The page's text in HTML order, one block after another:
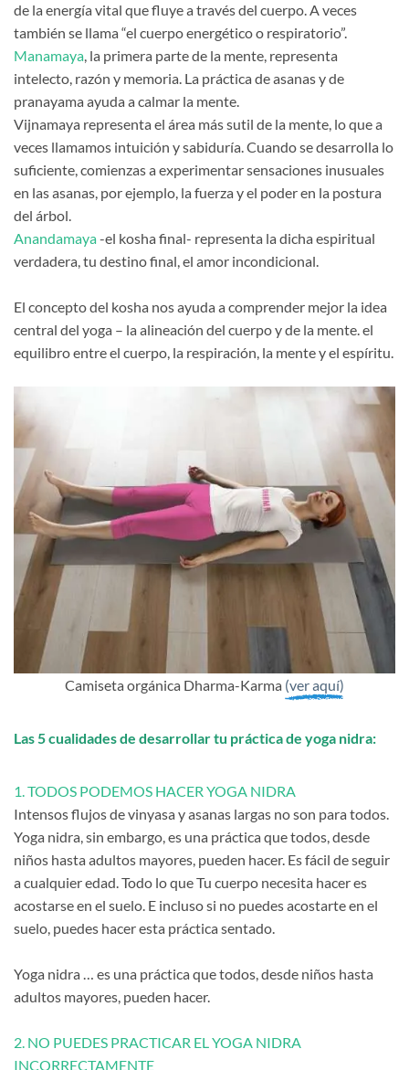
de la energía vital que fluye a través del cuerpo. A veces
también se llama “el cuerpo energético o respiratorio”.
Manamaya, la primera parte de la mente, representa
intelecto, razón y memoria. La práctica de asanas y de
pranayama ayuda a calmar la mente.
Vijnamaya representa el área más sutil de la mente, lo que a
veces llamamos intuición y sabiduría. Cuando se desarrolla lo
suficiente, comienzas a experimentar sensaciones inusuales
en las asanas, por ejemplo, la fuerza y el poder en la postura
del árbol.
Anandamaya-el kosha final- representa la dicha espiritual
verdadera, tu destino final, el amor incondicional.
El concepto del kosha nos ayuda a comprender mejor la idea
central del yoga – la alineación del cuerpo y de la mente. el
equilibro entre el cuerpo, la respiración, la mente y el espíritu.
Camiseta orgánica Dharma-Karma (ver aquí)
Las 5 cualidades de desarrollar tu práctica de yoga nidra:
1. TODOS PODEMOS HACER YOGA NIDRA
Intensos flujos de vinyasa y asanas largas no son para todos.
Yoga nidra, sin embargo, es una práctica que todos, desde
niños hasta adultos mayores, pueden hacer. Es fácil de seguir
a cualquier edad. Todo lo que Tu cuerpo necesita hacer es
acostarse en el suelo. E incluso si no puedes acostarte en el
suelo, puedes hacer esta práctica sentado.
Yoga nidra … es una práctica que todos, desde niños hasta
adultos mayores, pueden hacer.
2. NO PUEDES PRACTICAR EL YOGA NIDRA
INCORRECTAMENTE